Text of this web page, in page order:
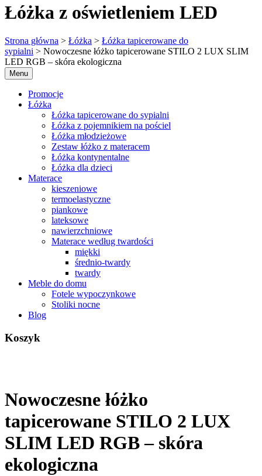
Łóżka z oświetleniem LED
Strona główna > Łóżka > Łóżka tapicerowane do
sypialni > Nowoczesne łóżko tapicerowane STILO 2 LUX SLIM
LED RGB – skóra ekologiczna
Menu
Promocje
Łóżka
Łóżka tapicerowane do sypialni
Łóżka z pojemnikiem na pościel
Łóżka młodzieżowe
Zestaw łóżko z materacem
Łóżka kontynentalne
Łóżka dla dzieci
Materace
kieszeniowe
termoelastyczne
piankowe
lateksowe
nawierzchniowe
Materace według twardości
miękki
średnio-twardy
twardy
Meble do domu
Fotele wypoczynkowe
Stoliki nocne
Blog
Koszyk
Nowoczesne łóżko
tapicerowane STILO 2 LUX
SLIM LED RGB – skóra
ekologiczna